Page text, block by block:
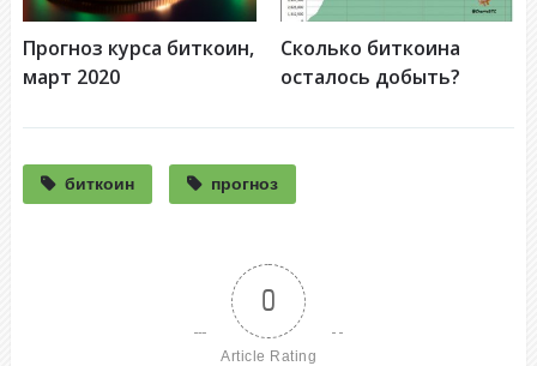
Прогноз курса биткоин,
март 2020
Сколько биткоина
осталось добыть?
биткоин прогноз
0
Article Rating